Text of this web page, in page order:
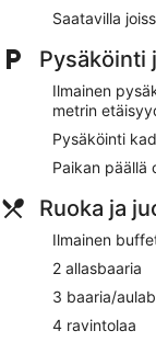
Saatavilla
Pysäköinti
Ilmainen
metrin
Pysäköinti
Paikan päällä
Ruoka ja
Ilmainen
2 allasbaaria
3 baaria/
4 ravintolaa